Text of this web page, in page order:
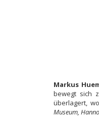
Markus
bewegt sich
überlagert,
Museum,